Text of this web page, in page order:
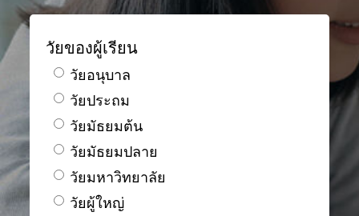
วัยของผู้เรียน
วัยอนุบาล
วัยประถม
วัยมัธยมต้น
วัยมัธยมปลาย
วัยมหาวิทยาลัย
วัยผู้ใหญ่